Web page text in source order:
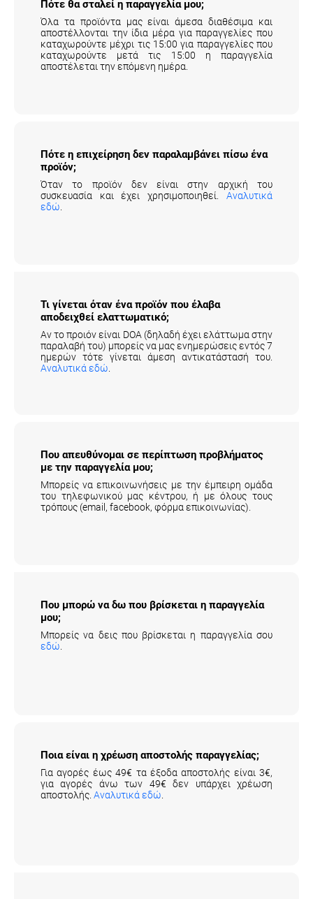
Όλα τα προϊόντα μας είναι άμεσα διαθέσιμα και
αποστέλλονται την ίδια μέρα για παραγγελίες που
καταχωρούντε μέχρι τις 15:00 για παραγγελίες που
καταχωρούντε μετά τις 15:00 η παραγγελία
αποστέλεται την επόμενη ημέρα.
ένα προϊόν;
Όταν το προϊόν δεν είναι στην αρχική του
συσκευασία και έχει χρησιμοποιηθεί.
Αναλυτικά
εδώ.
αποδειχθεί ελαττωματικό;
Αν το προιόν είναι DOA (δηλαδή έχει ελάττωμα στην
παραλαβή του) μπορείς να μας ενημερώσεις εντός 7
ημερών τότε γίνεται άμεση αντικατάστασή του.
Αναλυτικά εδώ .
με την παραγγελία μου;
Μπορείς να επικοινωνήσεις με την έμπειρη ομάδα
του τηλεφωνικού μας κέντρου, ή με όλους τους
τρόπους (email, facebook, φόρμα επικοινωνίας).
παραγγελία μου;
Μπορείς να δεις που βρίσκεται η παραγγελία σου
εδώ.
Για αγορές έως 49€ τα έξοδα αποστολής είναι 3€,
για αγορές άνω των 49€ δεν υπάρχει χρέωση
αποστολής.
Αναλυτικά εδώ.